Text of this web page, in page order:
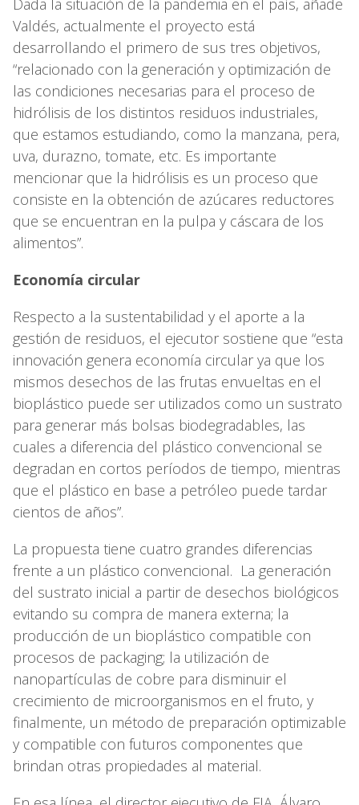
Dada la situación de la pandemia en el país, añade
Valdés, actualmente el proyecto está
desarrollando el primero de sus tres objetivos,
“relacionado con la generación y optimización de
las condiciones necesarias para el proceso de
hidrólisis de los distintos residuos industriales,
que estamos estudiando, como la manzana, pera,
uva, durazno, tomate, etc. Es importante
mencionar que la hidrólisis es un proceso que
consiste en la obtención de azúcares reductores
que se encuentran en la pulpa y cáscara de los
alimentos”.
Economía circular
Respecto a la sustentabilidad y el aporte a la
gestión de residuos, el ejecutor sostiene que “esta
innovación genera economía circular ya que los
mismos desechos de las frutas envueltas en el
bioplástico puede ser utilizados como un sustrato
para generar más bolsas biodegradables, las
cuales a diferencia del plástico convencional se
degradan en cortos períodos de tiempo, mientras
que el plástico en base a petróleo puede tardar
cientos de años”.
La propuesta tiene cuatro grandes diferencias
frente a un plástico convencional. La generación
del sustrato inicial a partir de desechos biológicos
evitando su compra de manera externa; la
producción de un bioplástico compatible con
procesos de packaging; la utilización de
nanopartículas de cobre para disminuir el
crecimiento de microorganismos en el fruto, y
finalmente, un método de preparación optimizable
y compatible con futuros componentes que
brindan otras propiedades al material.